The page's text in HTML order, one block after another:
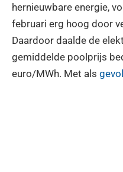
hernieuwbare energie,
februari erg hoog door
Daardoor daalde de
gemiddelde poolprijs
euro/MWh. Met als